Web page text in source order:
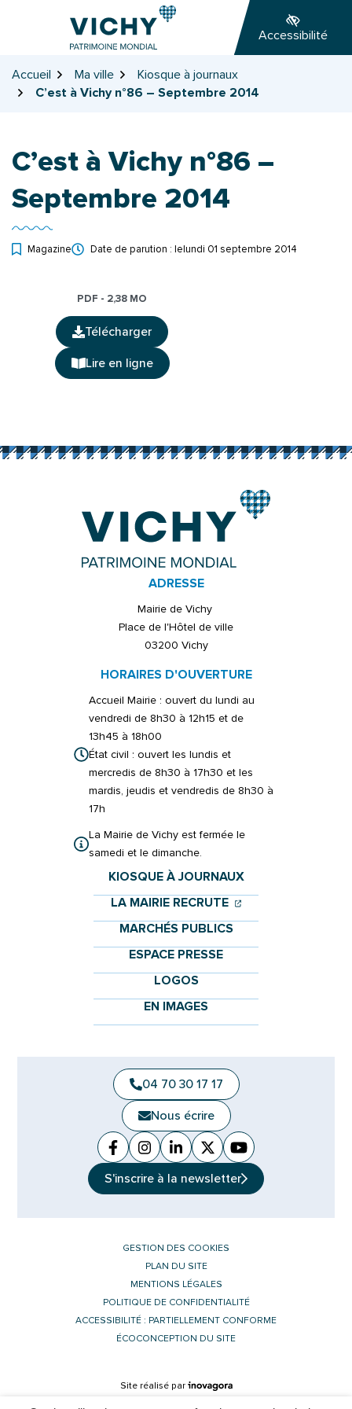
page
Accessibilité
Accueil Ma ville
Kiosque à journaux
C’est à Vichy n°86 – Septembre 2014
C’est à Vichy n°86 –
Septembre 2014
Magazine Date de parution : lelundi 01 septembre 2014
PDF - 2,38 MO
Télécharger
(ouverture dans un nouvel onglet)
Lire en ligne
ADRESSE
Mairie de Vichy
Place de l'Hôtel de ville
03200 Vichy
HORAIRES D'OUVERTURE
Accueil Mairie : ouvert du lundi au
vendredi de 8h30 à 12h15 et de
13h45 à 18h00
État civil : ouvert les lundis et
mercredis de 8h30 à 17h30 et les
mardis, jeudis et vendredis de 8h30 à
17h
La Mairie de Vichy est fermée le
samedi et le dimanche.
KIOSQUE À JOURNAUX
LA MAIRIE RECRUTE (OUVERTURE
(OUVERTURE
MARCHÉS PUBLICS
ESPACE PRESSE
LOGOS
EN IMAGES
04 70 30 17 17
Nous écrire
Facebook
(ouverture dans un nouvel onglet)
Instagram
(ouverture dans un nouvel
Linkedin
(ouverture dans un nouvel
X (Twitter)
(ouverture dans un
YouTube
(ouverture dans
S'inscrire à la newsletter
GESTION DES COOKIES
PLAN DU SITE
MENTIONS LÉGALES
POLITIQUE DE CONFIDENTIALITÉ
ACCESSIBILITÉ : PARTIELLEMENT CONFORME
ÉCOCONCEPTION DU SITE
Site réalisé par Inovagora (ouverture dans un nouvel